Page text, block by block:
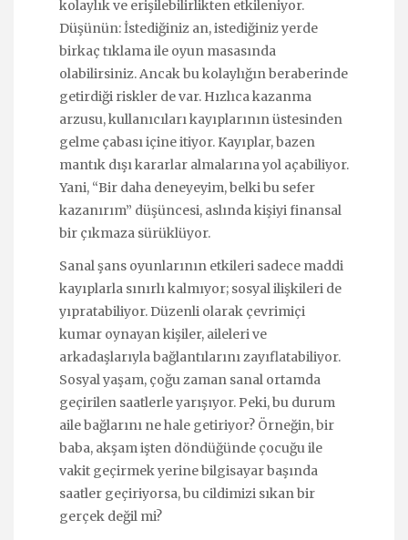
kolaylık ve erişilebilirlikten etkileniyor.
Düşünün: İstediğiniz an, istediğiniz yerde
birkaç tıklama ile oyun masasında
olabilirsiniz. Ancak bu kolaylığın beraberinde
getirdiği riskler de var. Hızlıca kazanma
arzusu, kullanıcıları kayıplarının üstesinden
gelme çabası içine itiyor. Kayıplar, bazen
mantık dışı kararlar almalarına yol açabiliyor.
Yani, “Bir daha deneyeyim, belki bu sefer
kazanırım” düşüncesi, aslında kişiyi finansal
bir çıkmaza sürüklüyor.
Sanal şans oyunlarının etkileri sadece maddi
kayıplarla sınırlı kalmıyor; sosyal ilişkileri de
yıpratabiliyor. Düzenli olarak çevrimiçi
kumar oynayan kişiler, aileleri ve
arkadaşlarıyla bağlantılarını zayıflatabiliyor.
Sosyal yaşam, çoğu zaman sanal ortamda
geçirilen saatlerle yarışıyor. Peki, bu durum
aile bağlarını ne hale getiriyor? Örneğin, bir
baba, akşam işten döndüğünde çocuğu ile
vakit geçirmek yerine bilgisayar başında
saatler geçiriyorsa, bu cildimizi sıkan bir
gerçek değil mi?